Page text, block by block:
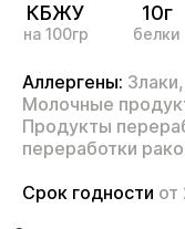
КБЖУ
на 100гр
10г
белки
Аллергены: Злаки,
Молочные
Продукты
переработки
Срок годности от